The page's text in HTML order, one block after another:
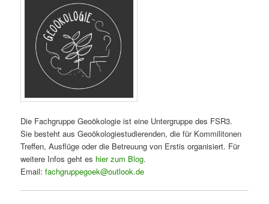
Die Fachgruppe Geoökologie ist eine Untergruppe des FSR3.
Sie besteht aus Geoökologiestudierenden, die für Kommilitonen
Treffen, Ausflüge oder die Betreuung von Erstis organisiert. Für
weitere Infos geht es hier zum Blog.
Email:fachgruppegoek@outlook.de